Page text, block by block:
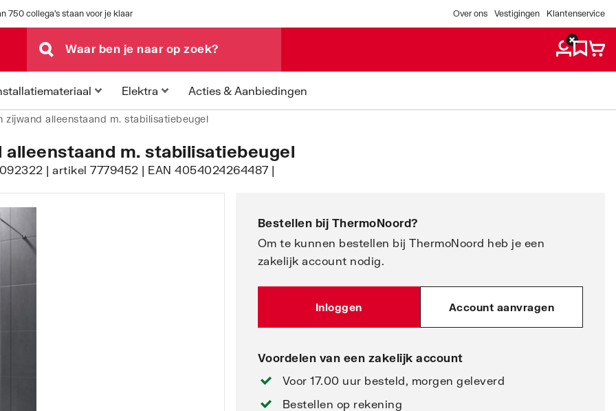
750 collega's staan voor je klaar Over ons Vestigingen Klantenservice
Elektra Acties & Aanbiedingen
zijwand alleenstaand m. stabilisatiebeugel
alleenstaand m. stabilisatiebeugel
| artikel 7779452 | EAN 4054024264487 |
Bestellen bij ThermoNoord?
Om te kunnen bestellen bij ThermoNoord heb je een
zakelijk account nodig.
Inloggen Account aanvragen
Voordelen van een zakelijk account
Voor 17.00 uur besteld, morgen geleverd
Bestellen op rekening